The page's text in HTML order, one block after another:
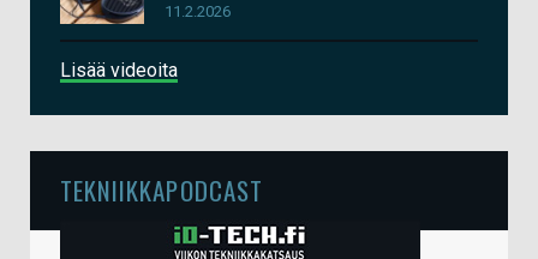
11.2.2026
Lisää videoita
TEKNIIKKAPODCAST